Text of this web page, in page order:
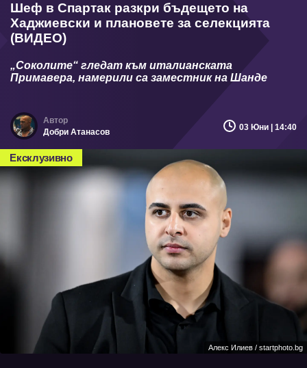
Шеф в Спартак разкри бъдещето на
Хаджиевски и плановете за селекцията
(ВИДЕО)
„Соколите“ гледат към италианската
Примавера, намерили са заместник на Шанде
Ексклузивно
Добри Атанасов 03 Юни | 14:40
Алекс Илиев / startphoto.bg